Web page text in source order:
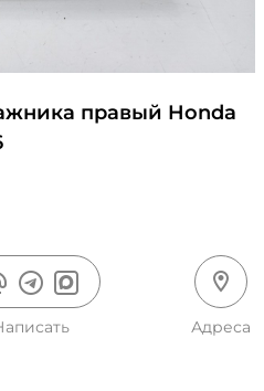
правый Honda
Адреса